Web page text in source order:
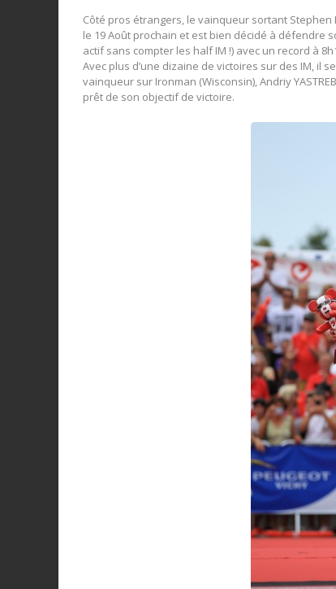
Côté pros étrangers, le vainqueur sortant
le 19 Août prochain et est bien décidé à défendre
actif sans compter les half IM !) avec un record à
Avec plus d’une dizaine de victoires sur des IM, il
vainqueur sur Ironman (Wisconsin), Andriy
prêt de son objectif de victoire.